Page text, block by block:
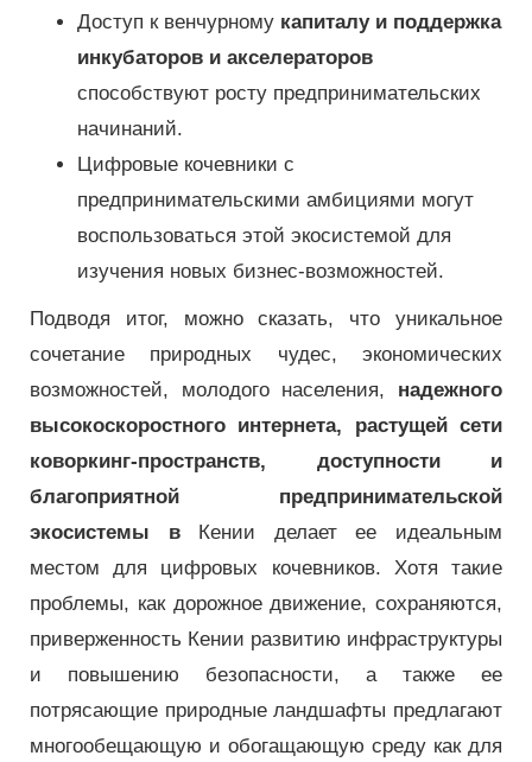
Доступ к венчурному капиталу и поддержка
инкубаторов и акселераторов
способствуют росту предпринимательских
начинаний.
Цифровые кочевники с
предпринимательскими амбициями могут
воспользоваться этой экосистемой для
изучения новых бизнес-возможностей.
Подводя итог, можно сказать, что уникальное
сочетание природных чудес, экономических
возможностей, молодого населения, надежного
высокоскоростного интернета, растущей сети
коворкинг-пространств, доступности и
благоприятной предпринимательской
экосистемы вКении делает ее идеальным
местом для цифровых кочевников. Хотя такие
проблемы, как дорожное движение, сохраняются,
приверженность Кении развитию инфраструктуры
и повышению безопасности, а также ее
потрясающие природные ландшафты предлагают
многообещающую и обогащающую среду как для